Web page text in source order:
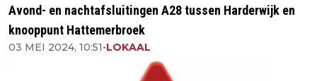
Avond- en nachtafsluitingen A28 tussen Harderwijk en
knooppunt Hattemerbroek
03 MEI 2024, 10:51•LOKAAL